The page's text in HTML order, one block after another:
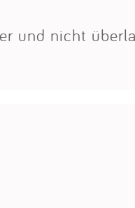
und nicht